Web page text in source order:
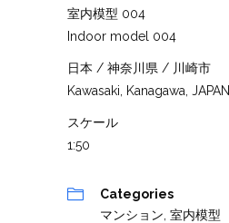
室内模型 004
Indoor model 004
日本 / 神奈川県 / 川崎市
Kawasaki, Kanagawa, JAPAN
スケール
1:50
Categories
マンション 室内模型